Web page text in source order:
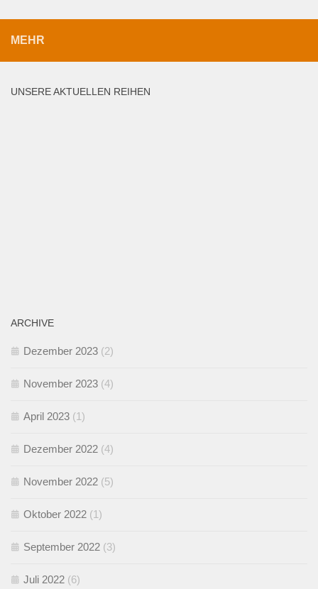
MEHR
UNSERE AKTUELLEN REIHEN
ARCHIVE
Dezember 2023 (2)
November 2023 (4)
April 2023 (1)
Dezember 2022 (4)
November 2022 (5)
Oktober 2022 (1)
September 2022 (3)
Juli 2022 (6)